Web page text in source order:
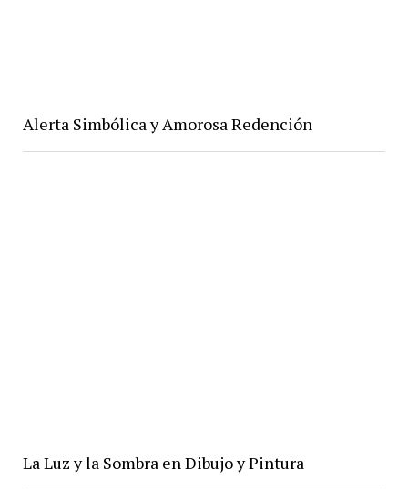
Alerta Simbólica y Amorosa Redención
La Luz y la Sombra en Dibujo y Pintura